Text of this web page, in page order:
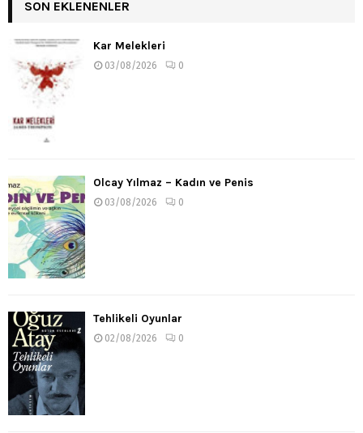
SON EKLENENLER
Kar Melekleri
03/08/2026 0
Olcay Yılmaz – Kadın ve Penis
03/08/2026 0
Tehlikeli Oyunlar
02/08/2026 0